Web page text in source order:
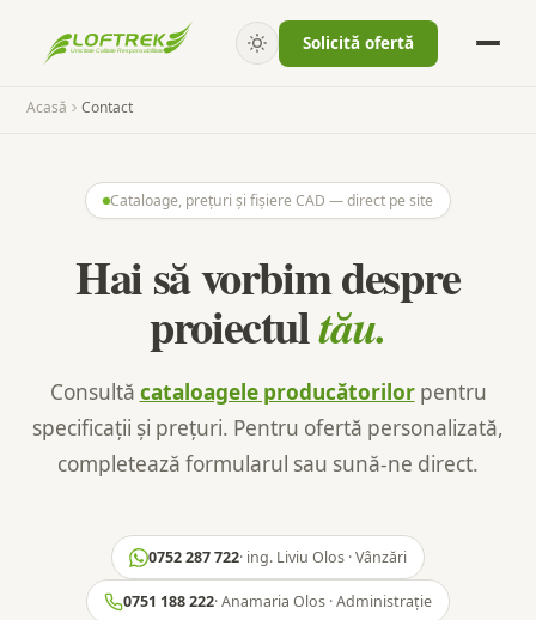
Solicită ofertă
Acasă Contact
Cataloage, prețuri și fișiere CAD — direct pe site
Hai să vorbim despre
proiectultău.
Consultă cataloagele producătorilorpentru
specificații și prețuri. Pentru ofertă personalizată,
completează formularul sau sună-ne direct.
0752 287 722· ing. Liviu Olos · Vânzări
0751 188 222· Anamaria Olos · Administrație